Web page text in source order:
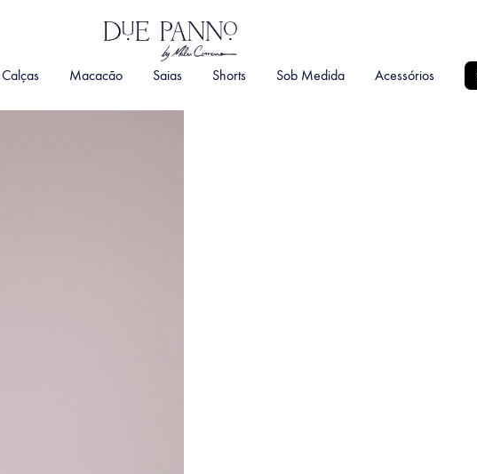
DuePanno
By
Calças Macacão Saias Shorts Sob Medida Acessórios